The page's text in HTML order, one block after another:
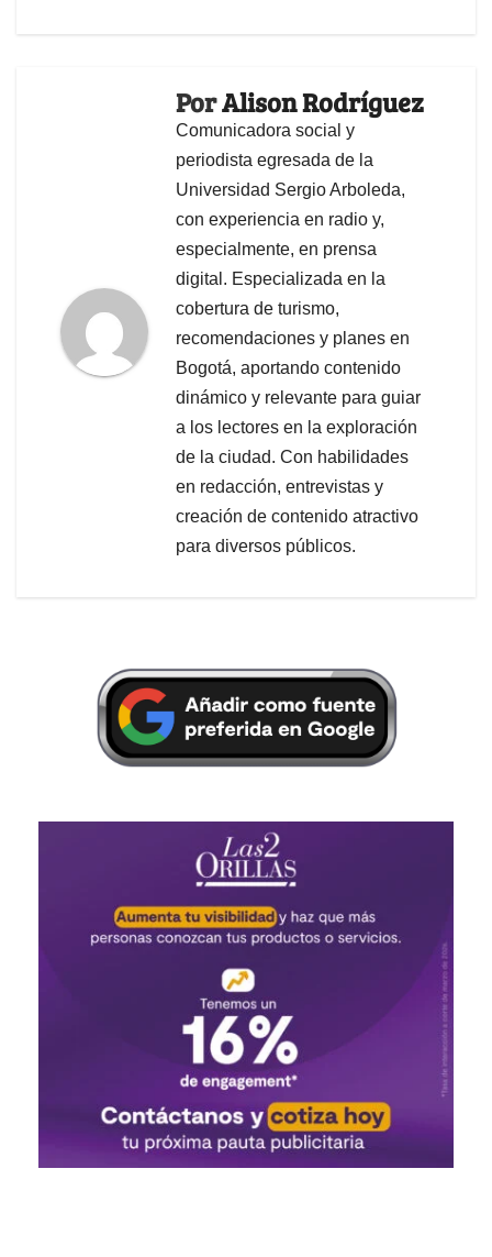
PorAlison Rodríguez
Comunicadora social y
periodista egresada de la
Universidad Sergio Arboleda,
con experiencia en radio y,
especialmente, en prensa
digital. Especializada en la
cobertura de turismo,
recomendaciones y planes en
Bogotá, aportando contenido
dinámico y relevante para guiar
a los lectores en la exploración
de la ciudad. Con habilidades
en redacción, entrevistas y
creación de contenido atractivo
para diversos públicos.